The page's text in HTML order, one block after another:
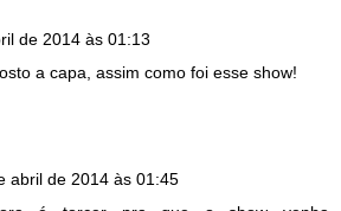
de 2014 às 01:13
a capa, assim como foi esse show!
abril de 2014 às 01:45